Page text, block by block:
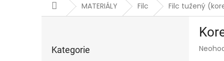
DomůMATERIÁLY Filc Filc tužený
kategorie
Kategorie